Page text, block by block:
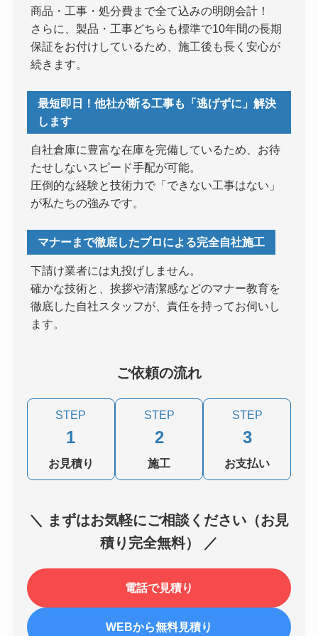
商品・工事・処分費まで全て込みの明朗会計！
さらに、製品・工事どちらも標準で10年間の長期
保証をお付けしているため、施工後も長く安心が
続きます。
最短即日！他社が断る工事も「逃げずに」解決
します
自社倉庫に豊富な在庫を完備しているため、お待
たせしないスピード手配が可能。
圧倒的な経験と技術力で「できない工事はない」
が私たちの強みです。
マナーまで徹底したプロによる完全自社施工
下請け業者には丸投げしません。
確かな技術と、挨拶や清潔感などのマナー教育を
徹底した自社スタッフが、責任を持ってお伺いし
ます。
ご依頼の流れ
STEP
1
お見積り
STEP
2
施工
STEP
3
お支払い
＼ まずはお気軽にご相談ください（お見
積り完全無料） ／
電話で見積り
WEBから無料見積り